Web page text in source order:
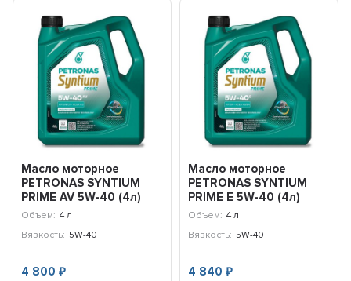
Масло моторное
PETRONAS SYNTIUM
PRIME AV 5W-40 (4л)
71242K1YEU
Объем: 4 л
Вязкость: 5W-40
4 800₽
Масло моторное
PETRONAS SYNTIUM
PRIME E 5W-40 (4л)
71243K1YEU
Объем: 4 л
Вязкость: 5W-40
4 840 ₽